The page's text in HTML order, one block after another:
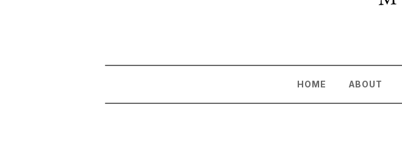
HOME ABOUT